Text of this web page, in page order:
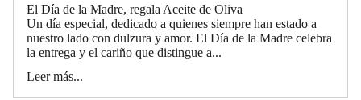
El Día de la Madre, regala Aceite de Oliva
Un día especial, dedicado a quienes siempre han estado a
nuestro lado con dulzura y amor. El Día de la Madre celebra
la entrega y el cariño que distingue a...
Leer más...